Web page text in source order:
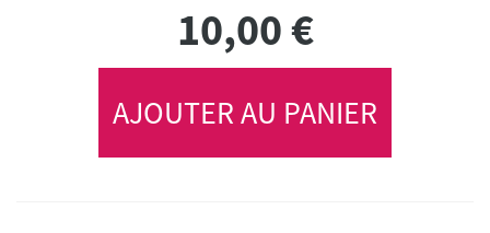
10,00€
AJOUTER AU PANIER